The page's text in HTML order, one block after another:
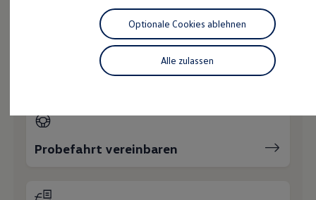
Lifestyle Shop
T-Roc Kollektion
Golf Kollektion
ID. Kollektion
Volkswagen Kollektion
R-Kollektion
myVolkswagen
Wie können wir
Ihnen weiterhelfen?
Probefahrt vereinbaren
Alle zulassen
Optionale Cookies ablehnen